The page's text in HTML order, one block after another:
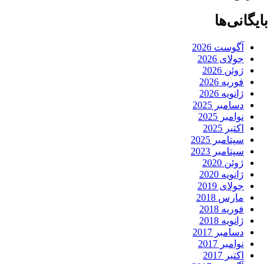
بایگانی‌ها
آگوست 2026
جولای 2026
ژوئن 2026
فوریه 2026
ژانویه 2026
دسامبر 2025
نوامبر 2025
اکتبر 2025
سپتامبر 2025
سپتامبر 2023
ژوئن 2020
ژانویه 2020
جولای 2019
مارس 2018
فوریه 2018
ژانویه 2018
دسامبر 2017
نوامبر 2017
اکتبر 2017